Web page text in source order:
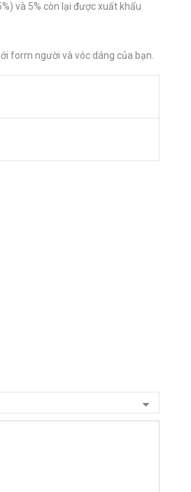
và 5% còn lại được xuất khẩu
form người và vóc dáng của bạn.